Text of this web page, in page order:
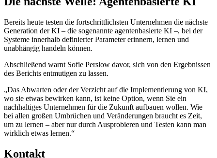
Bereits heute testen die fortschrittlichsten Unternehmen die nächste
Generation der KI – die sogenannte agentenbasierte KI –, bei der
Systeme innerhalb definierter Parameter erinnern, lernen und
unabhängig handeln können.
Abschließend warnt Sofie Perslow davor, sich von den Ergebnissen
des Berichts entmutigen zu lassen.
„Das Abwarten oder der Verzicht auf die Implementierung von KI,
wo sie etwas bewirken kann, ist keine Option, wenn Sie ein
nachhaltiges Unternehmen für die Zukunft aufbauen wollen. Wie
bei allen großen Umbrüchen und Veränderungen braucht es Zeit,
um zu lernen – aber nur durch Ausprobieren und Testen kann man
wirklich etwas lernen.“
Kontakt